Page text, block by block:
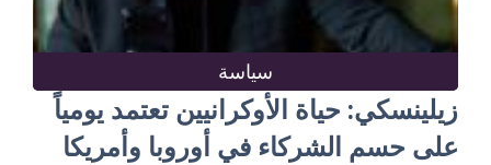
سياسة
زيلينسكي: حياة الأوكرانيين تعتمد يومياً
على حسم الشركاء في أوروبا وأمريكا